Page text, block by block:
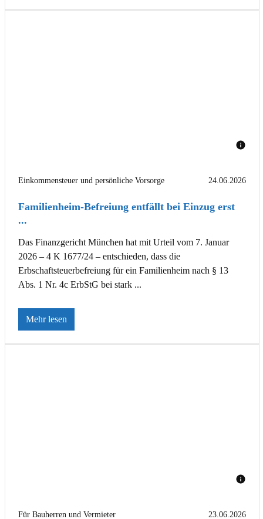
Einkommensteuer und persönliche Vorsorge 24.06.2026
Familienheim-Befreiung entfällt bei Einzug erst
...
Das Finanzgericht München hat mit Urteil vom 7. Januar
2026 – 4 K 1677/24 – entschieden, dass die
Erbschaftsteuerbefreiung für ein Familienheim nach § 13
Abs. 1 Nr. 4c ErbStG bei stark ...
Mehr lesen
Für Bauherren und Vermieter 23.06.2026